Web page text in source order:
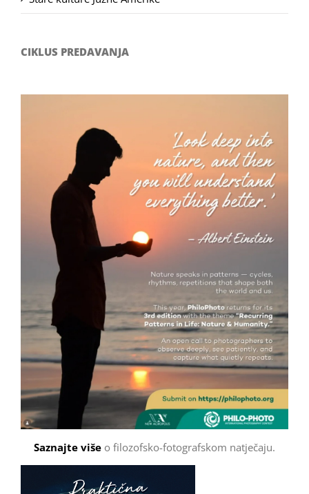
CIKLUS PREDAVANJA
Saznajte više o filozofsko-fotografskom natječaju.